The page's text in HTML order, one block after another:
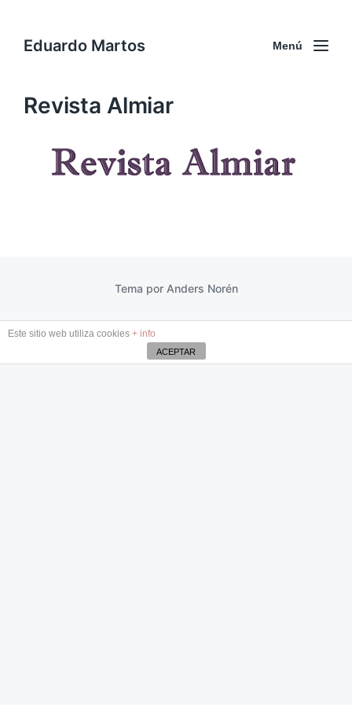
Eduardo Martos Menú
Revista Almiar
Tema por Anders Norén
Este sitio web utiliza cookies + info
ACEPTAR